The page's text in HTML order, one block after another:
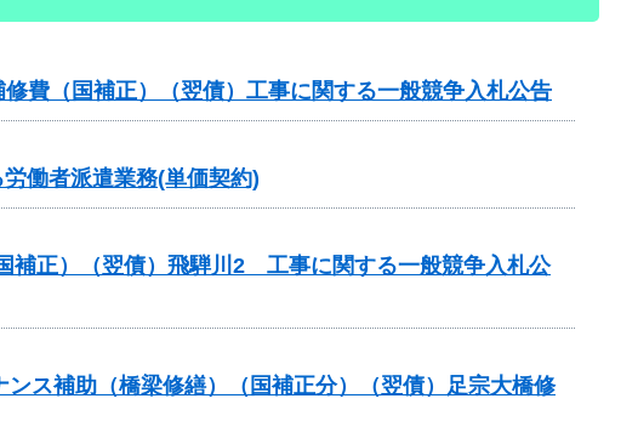
費（国補正）（翌債）工事に関する一般競争入札公告
働者派遣業務(単価契約)
補正）（翌債）飛騨川2 工事に関する一般競争入札公
ス補助（橋梁修繕）（国補正分）（翌債）足宗大橋修